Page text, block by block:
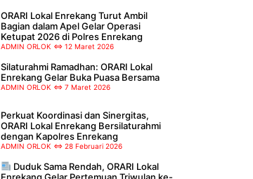
ORARI Lokal Enrekang Turut Ambil
Bagian dalam Apel Gelar Operasi
Ketupat 2026 di Polres Enrekang
ADMIN ORLOK 12 Maret 2026
Silaturahmi Ramadhan: ORARI Lokal
Enrekang Gelar Buka Puasa Bersama
ADMIN ORLOK 7 Maret 2026
Perkuat Koordinasi dan Sinergitas,
ORARI Lokal Enrekang Bersilaturahmi
dengan Kapolres Enrekang
ADMIN ORLOK 28 Februari 2026
Duduk Sama Rendah, ORARI Lokal